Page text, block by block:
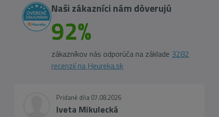
Naši zákazníci nám dôverujú
92%
zákazníkov nás odporúča na základe 3282
recenzií na Heureka.sk
Pridané dňa 07.08.2026
Iveta Mikulecká